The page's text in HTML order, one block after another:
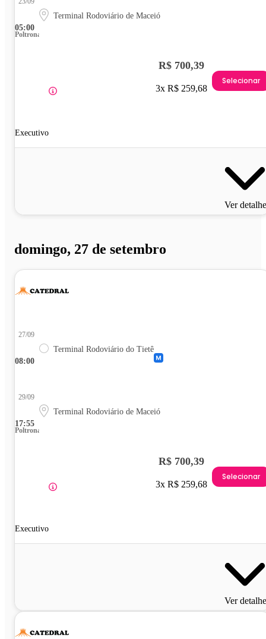
05:00
Terminal Rodoviário de Maceió
Poltrona
Executivo
R$ 700,39
3x R$ 259,68
Selecionar
Ver
domingo, 27 de setembro
08:00
27/09
Terminal Rodoviário do Tietê
17:55
29/09
Terminal Rodoviário de Maceió
Poltrona
Executivo
R$ 700,39
3x R$ 259,68
Selecionar
Ver